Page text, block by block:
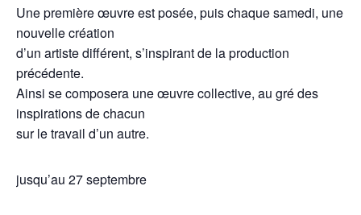
Une première œuvre est posée, puis chaque samedi, une
nouvelle création
d’un artiste différent, s’inspirant de la production
précédente.
Ainsi se composera une œuvre collective, au gré des
inspirations de chacun
sur le travail d’un autre.
jusqu’au 27 septembre